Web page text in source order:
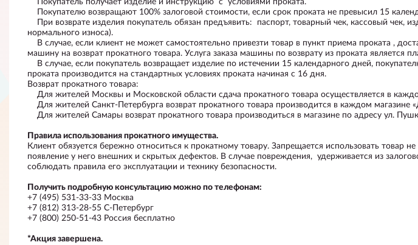
Покупатель получает изделие и инструкцию с условиями проката.
Покупателю возвращают 100% залоговой стоимости, если срок проката не превысил 15
При возврате изделия покупатель обязан предъявить: паспорт, товарный чек, кассовый чек,
нормального износа).
В случае, если клиент не может самостоятельно привезти товар в пункт приема проката ,
машину на возврат прокатного товара. Услуга заказа машины по возврату из проката является
В случае, если покупатель возвращает изделие по истечении 15 календарного дней,
проката производится на стандартных условиях проката начиная с 16 дня.
Возврат прокатного товара:
Для жителей Москвы и Московской области сдача прокатного товара осуществляется в
Для жителей Санкт-Петербурга возврат прокатного товара производится в каждом магазине
Для жителей Самары возврат прокатного товара производиться в магазине по адресу ул.
Правила использования прокатного имущества.
Клиент обязуется бережно относиться к прокатному товару. Запрещается использовать
появление у него внешних и скрытых дефектов. В случае повреждения, удерживается из
соблюдать правила его эксплуатации и технику безопасности.
Получить подробную консультацию можно по телефонам:
+7 (495) 531-33-33 Москва
+7 (812) 313-28-55 С-Петербург
+7 (800) 250-51-43 Россия бесплатно
*Акция завершена.